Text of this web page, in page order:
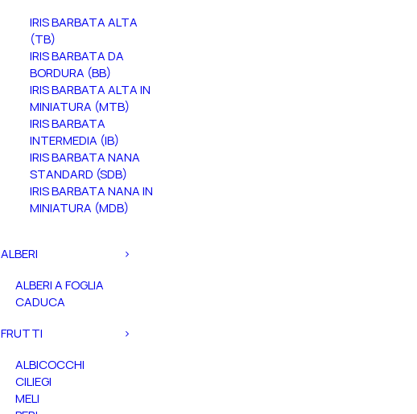
IRIS BARBATA ALTA
(TB)
IRIS BARBATA DA
BORDURA (BB)
IRIS BARBATA ALTA IN
MINIATURA (MTB)
IRIS BARBATA
INTERMEDIA (IB)
IRIS BARBATA NANA
STANDARD (SDB)
IRIS BARBATA NANA IN
MINIATURA (MDB)
ALBERI
ALBERI A FOGLIA
CADUCA
FRUTTI
ALBICOCCHI
CILIEGI
MELI